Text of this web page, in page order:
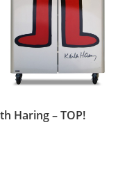
Haring – TOP!